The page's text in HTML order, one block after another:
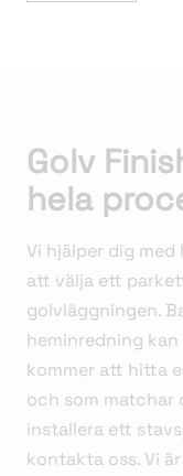
Golv
hela
Vi hjälper dig
att välja ett
golvläggningen.
heminredning
kommer att hitta
och som matchar
installera ett
kontakta oss. Vi